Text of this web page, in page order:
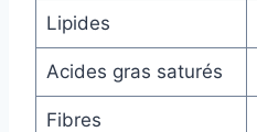
Lipides
Acides gras saturés
Fibres